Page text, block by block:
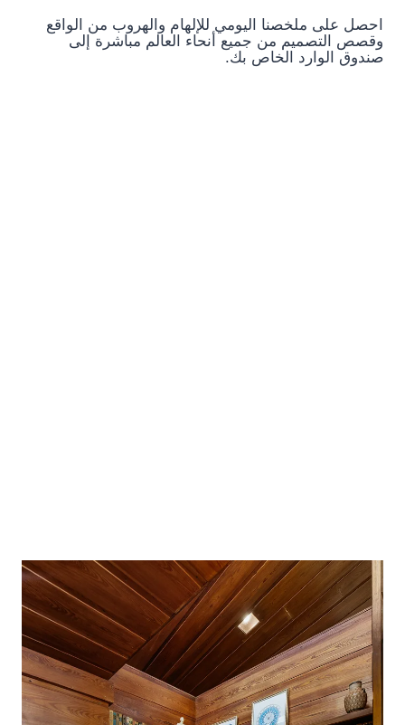
احصل على ملخصنا اليومي للإلهام والهروب من الواقع
وقصص التصميم من جميع أنحاء العالم مباشرة إلى
صندوق الوارد الخاص بك.